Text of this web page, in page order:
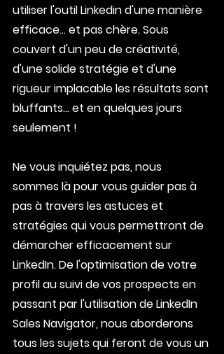
utiliser l'outil Linkedin d'une manière
efficace... et pas chère. Sous
couvert d'un peu de créativité,
d'une solide stratégie et d'une
rigueur implacable les résultats sont
bluffants... et en quelques jours
seulement !
Ne vous inquiétez pas, nous
sommes là pour vous guider pas à
pas à travers les astuces et
stratégies qui vous permettront de
démarcher efficacement sur
LinkedIn. De l'optimisation de votre
profil au suivi de vos prospects en
passant par l'utilisation de LinkedIn
Sales Navigator, nous aborderons
tous les sujets qui feront de vous un